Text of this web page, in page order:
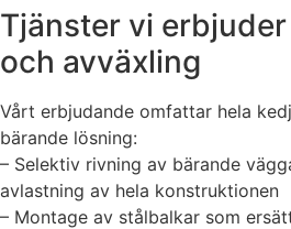
Tjänster vi
och avväxling
Vårt erbjudande omfattar hela
bärande lösning:
– Selektiv rivning av bärande
avlastning av hela konstruktionen
– Montage av stålbalkar som